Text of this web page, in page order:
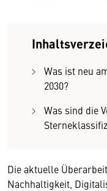
Was ist neu
2030?
Was sind die
Die aktuelle
Nachhaltigkeit,